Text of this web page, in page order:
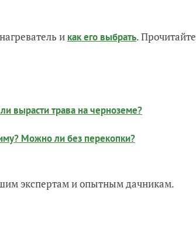
и как его выбрать. Прочитайте
вырасти трава на черноземе?
Можно ли без перекопки?
экспертам и опытным дачникам.